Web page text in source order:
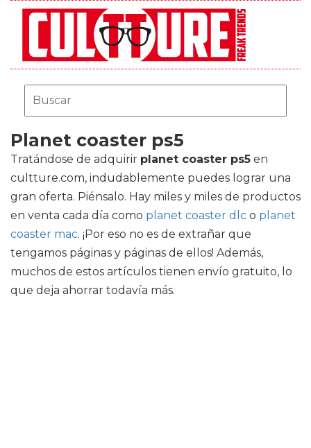
Planet coaster ps5
Tratándose de adquirir planet coaster ps5 en
cultture.com, indudablemente puedes lograr una
gran oferta. Piénsalo. Hay miles y miles de productos
en venta cada día como planet coaster dlc o planet
coaster mac. ¡Por eso no es de extrañar que
tengamos páginas y páginas de ellos! Además,
muchos de estos artículos tienen envío gratuito, lo
que deja ahorrar todavía más.